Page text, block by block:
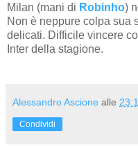
Milan (mani di Robinho)
Non è neppure colpa sua
delicati. Difficile vincere
Inter della stagione.
Alessandro Ascione alle
Condividi